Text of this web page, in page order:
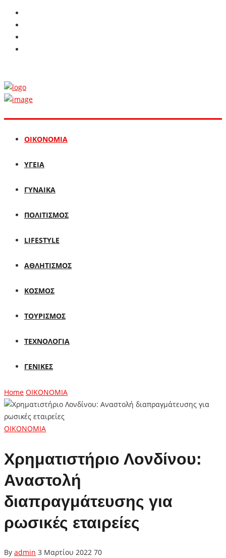
ΟΙΚΟΝΟΜΙΑ
ΥΓΕΙΑ
ΓΥΝΑΙΚΑ
ΠΟΛΙΤΙΣΜΟΣ
LIFESTYLE
ΑΘΛΗΤΙΣΜΟΣ
ΚΟΣΜΟΣ
ΤΟΥΡΙΣΜΟΣ
ΤΕΧΝΟΛΟΓΙΑ
ΓΕΝΙΚΕΣ
Home ΟΙΚΟΝΟΜΙΑ
ΟΙΚΟΝΟΜΙΑ
Χρηματιστήριο Λονδίνου:
Αναστολή
διαπραγμάτευσης για
ρωσικές εταιρείες
By admin 3 Μαρτίου 2022 70